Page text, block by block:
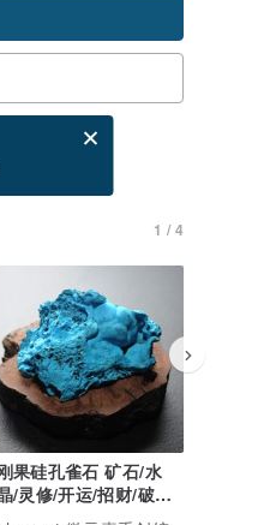
贺卡是什么？
发信通知你
1 / 4
果硅孔雀石 矿石/水
/灵修/开运/招财/破煞/